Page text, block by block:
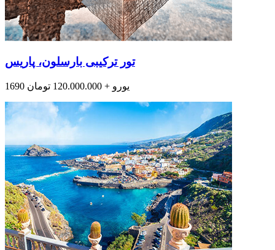
تور ترکیبی بارسلون، پاریس
1690 یورو + 120.000.000 تومان